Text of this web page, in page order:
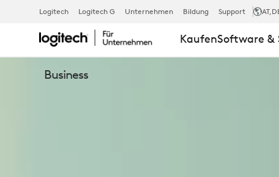
ERGO
K860
Logitech Logitech G Unternehmen Bildung Support AT
KaufenSoftware &
Business